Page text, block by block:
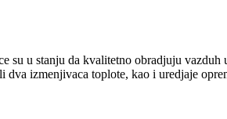
u stanju da kvalitetno obradjuju vazduh
izmenjivaca toplote, kao i uredjaje